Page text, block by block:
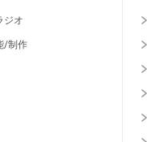
ジオ
/制作